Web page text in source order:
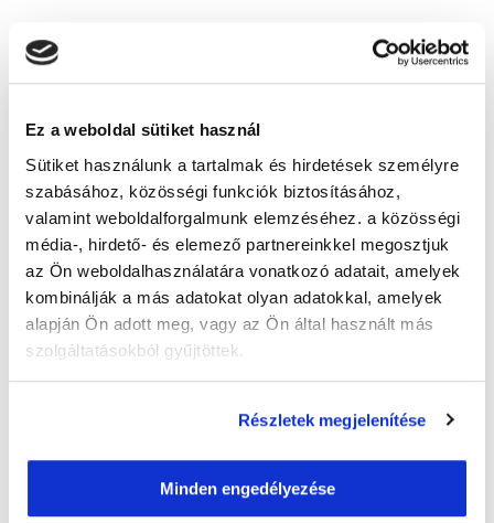
Ez a weboldal sütiket használ
Sütiket használunk a tartalmak és hirdetések személyre
szabásához, közösségi funkciók biztosításához,
valamint weboldalforgalmunk elemzéséhez. a közösségi
média-, hirdető- és elemező partnereinkkel megosztjuk
az Ön weboldalhasználatára vonatkozó adatait, amelyek
kombinálják a más adatokat olyan adatokkal, amelyek
alapján Ön adott meg, vagy az Ön által használt más
szolgáltatásokból gyűjtöttek.
Részletek megjelenítése
Minden engedélyezése
" B " csoport
Időtartam:2-3 hónap
Indulás időpontja:2026-09-25
hallgatónk részére ajándék Esküvőszervező